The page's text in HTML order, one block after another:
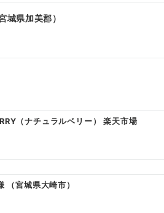
城県加美郡）
（ナチュラルベリー） 楽天市場
（宮城県大崎市）